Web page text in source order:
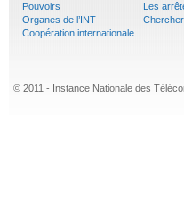
Pouvoirs
Organes de l’INT
Coopération internationale
Les
© 2011 - Instance Nationale des